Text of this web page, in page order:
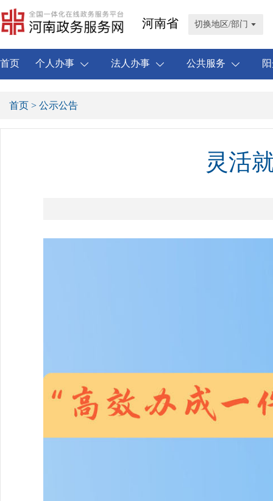
河南省 切换地区/部门
首页 个人办事 法人办事 公共服务
首页 > 公示公告
灵活